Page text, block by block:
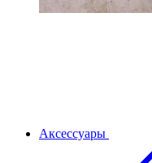
Аксессуары